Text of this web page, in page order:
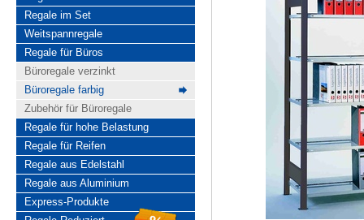
Regale im Set
Weitspannregale
Regale für Büros
Büroregale verzinkt
Büroregale farbig
Zubehör für Büroregale
Regale für hohe Belastung
Regale für Reifen
Regale aus Edelstahl
Regale aus Aluminium
Express-Produkte